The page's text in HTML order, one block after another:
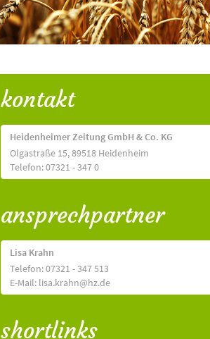
kontakt
Heidenheimer Zeitung GmbH & Co. KG
Olgastraße 15, 89518 Heidenheim
Telefon: 07321 - 347 0
ansprechpartner
Lisa Krahn
Telefon: 07321 - 347 513
E-Mail: lisa.krahn@hz.de
shortlinks